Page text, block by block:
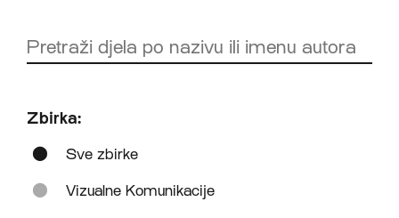
Zbirka:
Sve zbirke
Vizualne Komunikacije